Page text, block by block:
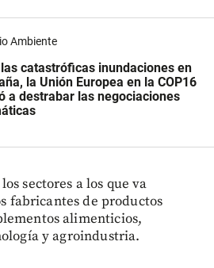
Ambiente
catastróficas inundaciones en
la Unión Europea en la COP16
a destrabar las negociaciones
sectores a los que va
fabricantes de productos
alimenticios,
y agroindustria.